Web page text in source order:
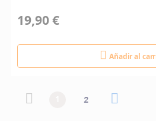
19,90 €
Añadir al
Página Página anterior
Actualmente estás
Página
2